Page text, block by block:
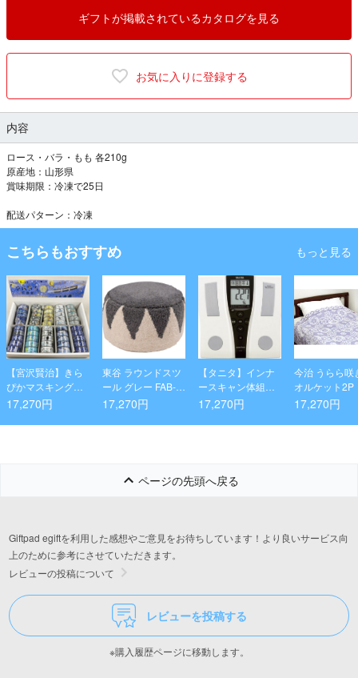
ギフトが掲載されているカタログを見る
お気に入りに登録する
内容
ロース・バラ・もも 各210g
原産地：山形県
賞味期限：冷凍で25日
配送パターン：冷凍
こちらもおすすめ もっと見る
【宮沢賢治】きら
ぴかマスキングテ
ープ50巻セット(什
17,270円
東谷 ラウンドスツ
ール グレー FAB-0
01GY
17,270円
【タニタ】インナ
ースキャン体組成
計
17,270円
今治 うらら咲
オルケット2P
17,270円
ページの先頭へ戻る
Giftpad egiftを利用した感想やご意見をお待ちしています！より良いサービス向
上のために参考にさせていただきます。
レビューの投稿について
レビューを投稿する
※購入履歴ページに移動します。